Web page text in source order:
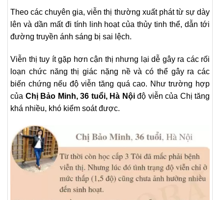
Theo các chuyên gia, viễn thị thường xuất phát từ sự dày
lên và dần mất đi tính linh hoạt của thủy tinh thể, dẫn tới
đường truyền ánh sáng bị sai lệch.
Viễn thị tuy ít gặp hơn cận thị nhưng lại dễ gây ra các rối
loạn chức năng thị giác nặng nề và có thể gây ra các
biến chứng nếu độ viễn tăng quá cao. Như trường hợp
của Chị Bảo Minh, 36 tuổi, Hà Nộiđộ viễn của Chị tăng
khá nhiều, khó kiểm soát được.